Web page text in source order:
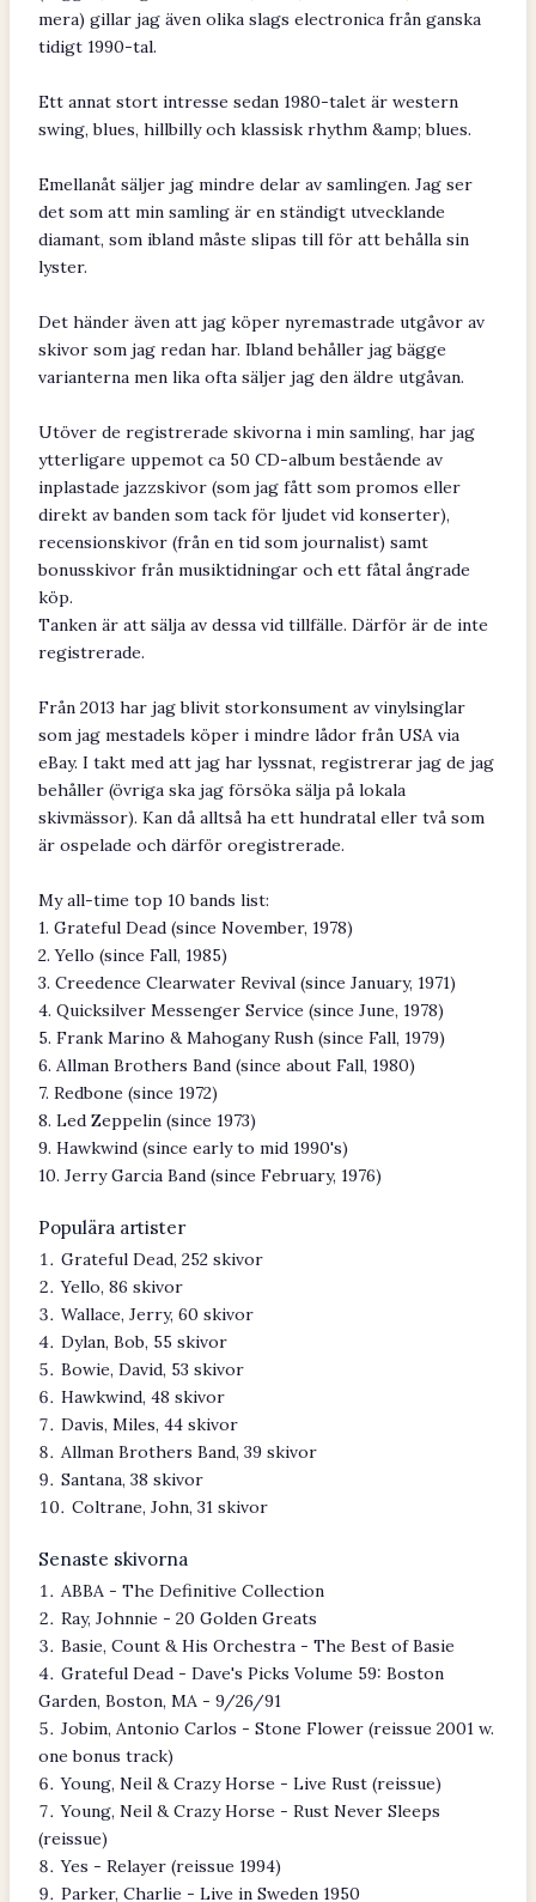
mera) gillar jag även olika slags electronica från ganska
tidigt 1990-tal.
Ett annat stort intresse sedan 1980-talet är western
swing, blues, hillbilly och klassisk rhythm &amp; blues.
Emellanåt säljer jag mindre delar av samlingen. Jag ser
det som att min samling är en ständigt utvecklande
diamant, som ibland måste slipas till för att behålla sin
lyster.
Det händer även att jag köper nyremastrade utgåvor av
skivor som jag redan har. Ibland behåller jag bägge
varianterna men lika ofta säljer jag den äldre utgåvan.
Utöver de registrerade skivorna i min samling, har jag
ytterligare uppemot ca 50 CD-album bestående av
inplastade jazzskivor (som jag fått som promos eller
direkt av banden som tack för ljudet vid konserter),
recensionskivor (från en tid som journalist) samt
bonusskivor från musiktidningar och ett fåtal ångrade
köp.
Tanken är att sälja av dessa vid tillfälle. Därför är de inte
registrerade.
Från 2013 har jag blivit storkonsument av vinylsinglar
som jag mestadels köper i mindre lådor från USA via
eBay. I takt med att jag har lyssnat, registrerar jag de jag
behåller (övriga ska jag försöka sälja på lokala
skivmässor). Kan då alltså ha ett hundratal eller två som
är ospelade och därför oregistrerade.
My all-time top 10 bands list:
1. Grateful Dead (since November, 1978)
2. Yello (since Fall, 1985)
3. Creedence Clearwater Revival (since January, 1971)
4. Quicksilver Messenger Service (since June, 1978)
5. Frank Marino & Mahogany Rush (since Fall, 1979)
6. Allman Brothers Band (since about Fall, 1980)
7. Redbone (since 1972)
8. Led Zeppelin (since 1973)
9. Hawkwind (since early to mid 1990's)
10. Jerry Garcia Band (since February, 1976)
Populära artister
Grateful Dead, 252 skivor
Yello, 86 skivor
Wallace, Jerry, 60 skivor
Dylan, Bob, 55 skivor
Bowie, David, 53 skivor
Hawkwind, 48 skivor
Davis, Miles, 44 skivor
Allman Brothers Band, 39 skivor
Santana, 38 skivor
Coltrane, John, 31 skivor
Senaste skivorna
ABBA - The Definitive Collection
Ray, Johnnie - 20 Golden Greats
Basie, Count & His Orchestra - The Best of Basie
Grateful Dead - Dave's Picks Volume 59: Boston
Garden, Boston, MA - 9/26/91
Jobim, Antonio Carlos - Stone Flower (reissue 2001 w.
one bonus track)
Young, Neil & Crazy Horse - Live Rust (reissue)
Young, Neil & Crazy Horse - Rust Never Sleeps
(reissue)
Yes - Relayer (reissue 1994)
Parker, Charlie - Live in Sweden 1950